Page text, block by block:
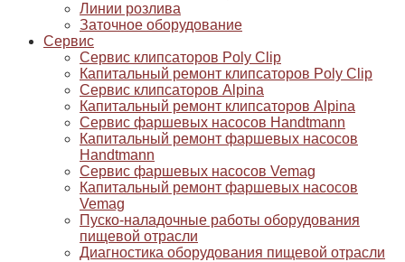
Линии розлива
Заточное оборудование
Сервис
Сервис клипсаторов Poly Clip
Капитальный ремонт клипсаторов Poly Clip
Сервис клипсаторов Alpina
Капитальный ремонт клипсаторов Alpina
Сервис фаршевых насосов Handtmann
Капитальный ремонт фаршевых насосов
Handtmann
Сервис фаршевых насосов Vemag
Капитальный ремонт фаршевых насосов
Vemag
Пуско-наладочные работы оборудования
пищевой отрасли
Диагностика оборудования пищевой отрасли